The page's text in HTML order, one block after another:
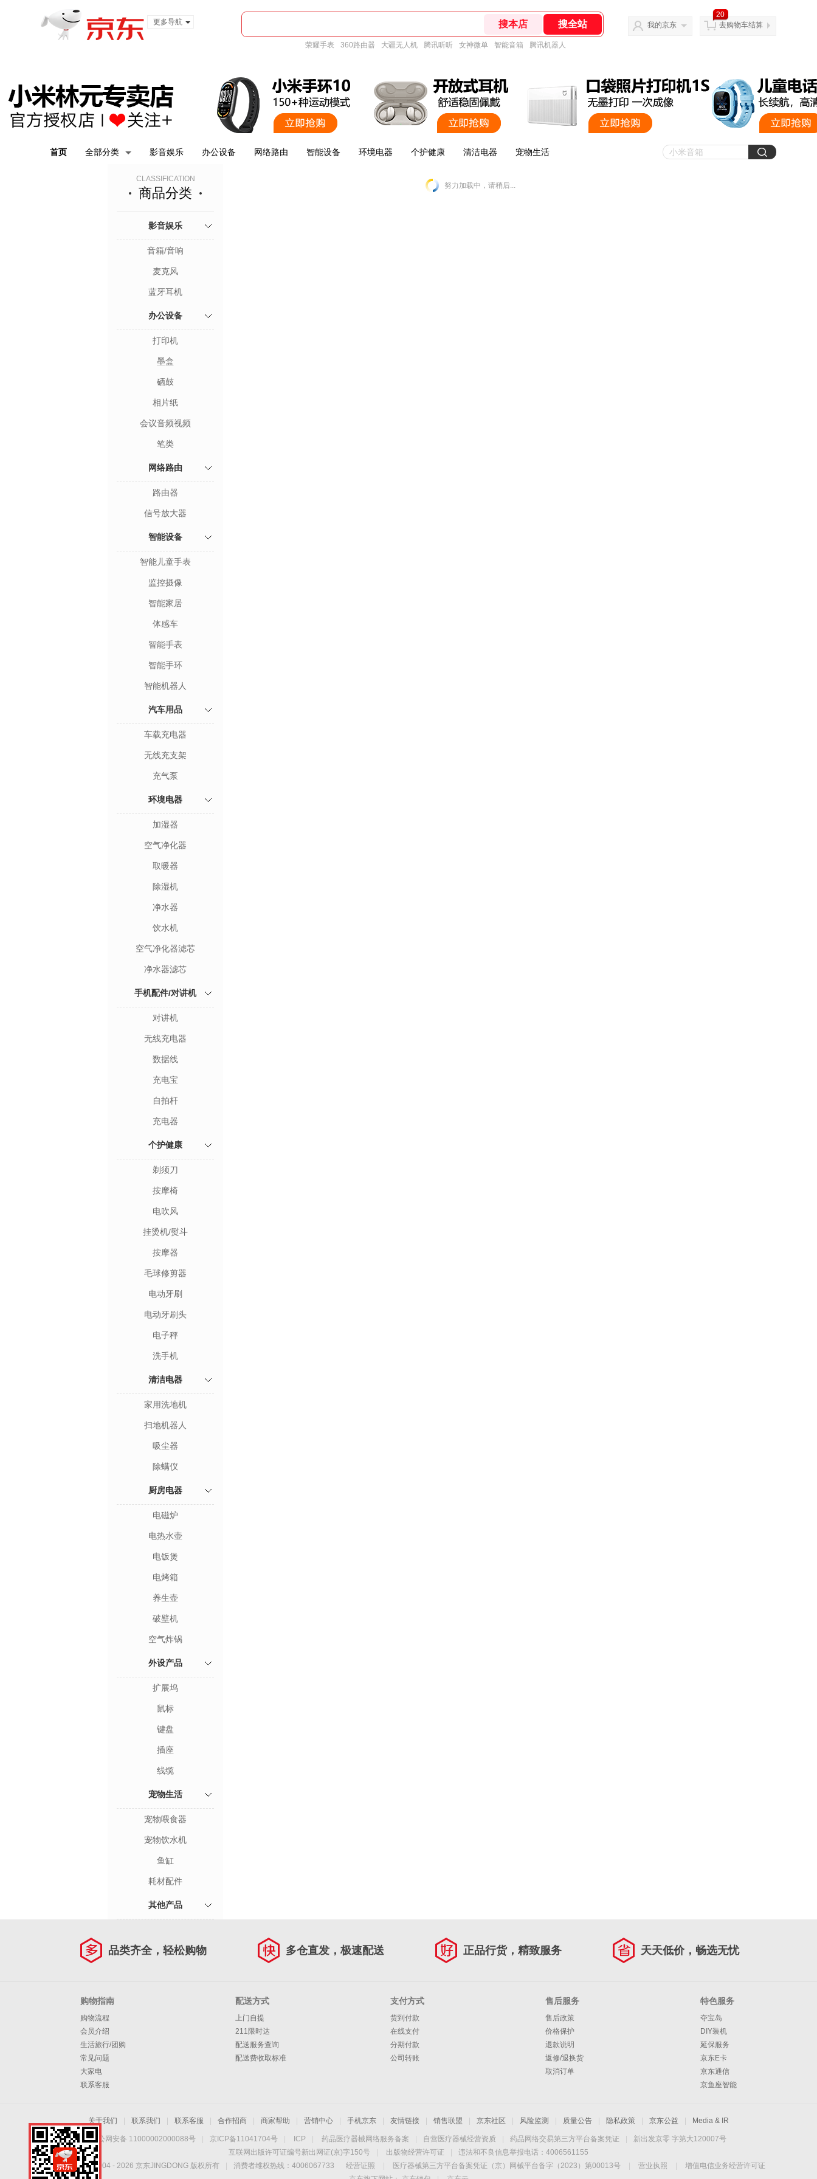
更多导航
荣耀手表 360路由器 大疆无人机 腾讯听听 女神微单 智能音箱 腾讯机器人
我的京东
20
去购物车结算
首页 全部分类 影音娱乐 办公设备 网络路由 智能设备 环境电器 个护健康 清洁电器 宠物生活
CLASSIFICATION
商品分类
影音娱乐
音箱/音响
麦克风
蓝牙耳机
办公设备
打印机
墨盒
硒鼓
相片纸
会议音频视频
笔类
网络路由
路由器
信号放大器
智能设备
智能儿童手表
监控摄像
智能家居
体感车
智能手表
智能手环
智能机器人
汽车用品
车载充电器
无线充支架
充气泵
环境电器
加湿器
空气净化器
取暖器
除湿机
净水器
饮水机
空气净化器滤芯
净水器滤芯
手机配件/对讲机
对讲机
无线充电器
数据线
充电宝
自拍杆
充电器
个护健康
剃须刀
按摩椅
电吹风
挂烫机/熨斗
按摩器
毛球修剪器
电动牙刷
电动牙刷头
电子秤
洗手机
清洁电器
家用洗地机
扫地机器人
吸尘器
除螨仪
厨房电器
电磁炉
电热水壶
电饭煲
电烤箱
养生壶
破壁机
空气炸锅
外设产品
扩展坞
鼠标
键盘
插座
线缆
宠物生活
宠物喂食器
宠物饮水机
鱼缸
耗材配件
其他产品
努力加载中，请稍后...
品类齐全，轻松购物 多仓直发，极速配送 正品行货，精致服务 天天低价，畅选无忧
购物指南
购物流程
会员介绍
生活旅行/团购
常见问题
大家电
联系客服
配送方式
上门自提
211限时达
配送服务查询
配送费收取标准
支付方式
货到付款
在线支付
分期付款
公司转账
售后服务
售后政策
价格保护
退款说明
返修/退换货
取消订单
特色服务
夺宝岛
DIY装机
延保服务
京东E卡
京东通信
京鱼座智能
关于我们 联系我们 联系客服 合作招商 商家帮助 营销中心 手机京东 友情链接 销售联盟 京东社区 风险监测 质量公告 隐私政策 京东公益 Media & IR
京公网安备 11000002000088号 京ICP备11041704号 ICP 药品医疗器械网络服务备案 自营医疗器械经营资质 药品网络交易第三方平台备案凭证
新出发京零 字第大120007号
互联网出版许可证编号新出网证(京)字150号
出版物经营许可证
违法和不良信息举报电话：4006561155
Copyright © 2004 - 2026 京东JINGDONG 版权所有 消费者维权热线：4006067733 经营证照 医疗器械第三方平台备案凭证（京）网械平台备字（2023）第00013号 营业执照
增值电信业务经营许可证